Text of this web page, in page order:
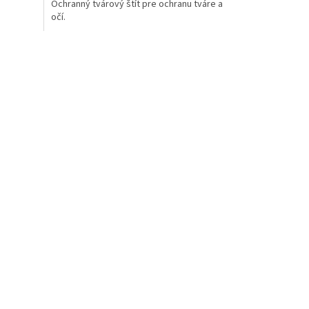
Ochranný tvárový štít pre ochranu tváre a
očí.